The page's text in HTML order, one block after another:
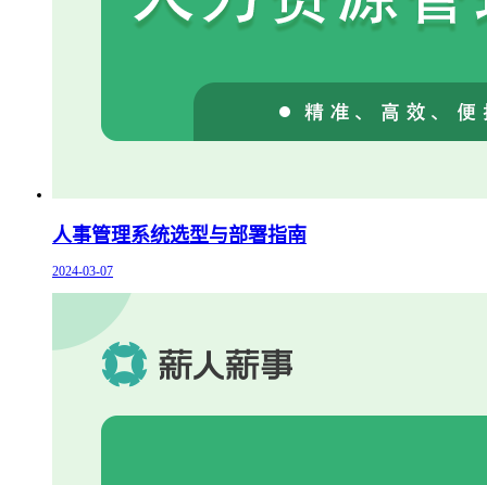
人事管理系统选型与部署指南
2024-03-07